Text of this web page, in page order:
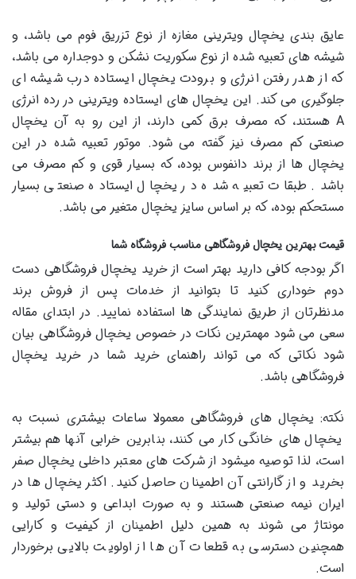
عایق بندی یخچال ویترینی مغازه از نوع تزریق فوم می باشد، و
شیشه های تعبیه شده از نوع سکوریت نشکن و دوجداره می باشد،
که از هدر رفتن انرژی و برودت یخچال ایستاده درب شیشه ای
جلوگیری می کند. این یخچال های ایستاده ویترینی در رده انرژی
A هستند، که مصرف برق کمی دارند، از این رو به آن یخچال
صنعتی کم مصرف نیز گفته می شود. موتور تعبیه شده در این
یخچال ها از برند دانفوس بوده، که بسیار قوی و کم مصرف می
باشد. طبقات تعبیه شده در یخچال ایستاده صنعتی بسیار
مستحکم بوده، که بر اساس سایز یخچال متغیر می باشد.
قیمت بهترین یخچال فروشگاهی مناسب فروشگاه شما
اگر بودجه کافی دارید بهتر است از خرید یخچال فروشگاهی دست
دوم خوداری کنید تا بتوانید از خدمات پس از فروش برند
مدنظرتان از طریق نمایندگی ها استفاده نمایید. در ابتدای مقاله
سعی می شود مهمترین نکات در خصوص یخچال فروشگاهی بیان
شود نکاتی که می تواند راهنمای خرید شما در خرید یخچال
فروشگاهی باشد.
نکته: یخچال های فروشگاهی معمولا ساعات بیشتری نسبت به
یخچال های خانگی کار می کنند، بنابرین خرابی آنها هم بیشتر
است، لذا توصیه میشود از شرکت های معتبر داخلی یخچال صفر
بخرید و از گارانتی آن اطمینان حاصل کنید. اکثر یخچال ها در
ایران نیمه صنعتی هستند و به صورت ابداعی و دستی تولید و
مونتاژ می شوند به همین دلیل اطمینان از کیفیت و کارایی
همچنین دسترسی به قطعات آن ها از اولویت بالایی برخوردار
است.